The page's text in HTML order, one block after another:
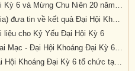
Tiệc Chay Chào Mừng Đại Hội Kỳ 6 và Mừng Chu Niên 20 năm (1999-2019) của Giáo Hội Phật Giáo Việt Nam Thống Nhất Hải Ngoại tại Úc Đại Lợi-Tân Tây Lan
Tuần Báo Nhân Quyền (Victoria) đưa tin về kết quả Đại Hội Khoáng Đại Kỳ 6 tổ chức tại Tu Viện Quảng Đức từ ngày 20 đến ngày 22 tháng 9 năm 2019
liệu cho Kỷ Yếu Đại Hội Kỳ 6
Phóng Sự Cộng Đồng - Lễ Khai Mạc - Đại Hội Khoáng Đại Kỳ 6 - Tu Viện Quảng Đức
Cảm Nghĩ Về Lễ Khai Mạc Đại Hội Khoáng Đại Kỳ 6 tổ chức tại Tu Viện Quảng Đức, Melbourne, Úc Châu (21/9/2019)